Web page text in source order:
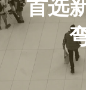
亚洲语系
SAT&SSAT
GRE&GMAT
辗转各大高